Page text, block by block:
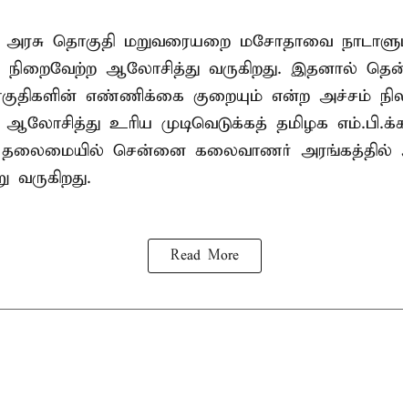
தொகுதி மறுவரையறை மசோதாவை
நிறைவேற்ற ஆலோசித்து வருகிறது. இதனால்
எண்ணிக்கை குறையும் என்ற அச்சம்
ஆலோசித்து உரிய முடிவெடுக்கத் தமிழக
தலைமையில் சென்னை கலைவாணர்
Read More